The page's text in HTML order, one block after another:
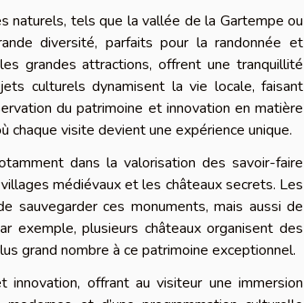
naturels, tels que la vallée de la Gartempe ou
diversité, parfaits pour la randonnée et
grandes attractions, offrent une tranquillité
culturels dynamisent la vie locale, faisant
du patrimoine et innovation en matière
chaque visite devient une expérience unique.
dans la valorisation des savoir-faire
médiévaux et les châteaux secrets. Les
sauvegarder ces monuments, mais aussi de
exemple, plusieurs châteaux organisent des
grand nombre à ce patrimoine exceptionnel.
offrant au visiteur une immersion